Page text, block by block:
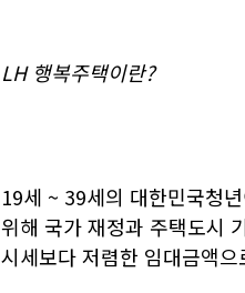
LH 행복주택이란?
19세 ~ 39세의 대한민국청
위해 국가 재정과 주택도시
시세보다 저렴한 임대금액